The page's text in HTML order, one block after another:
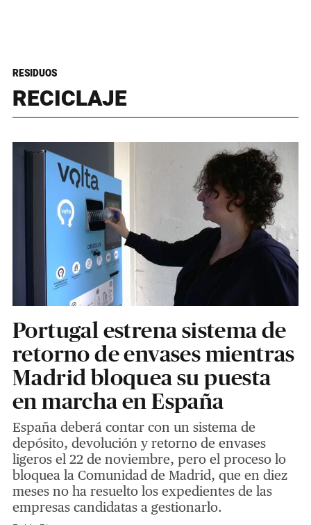
RESIDUOS
RECICLAJE
Portugal estrena sistema de
retorno de envases mientras
Madrid bloquea su puesta
en marcha en España
España deberá contar con un sistema de
depósito, devolución y retorno de envases
ligeros el 22 de noviembre, pero el proceso lo
bloquea la Comunidad de Madrid, que en diez
meses no ha resuelto los expedientes de las
empresas candidatas a gestionarlo.